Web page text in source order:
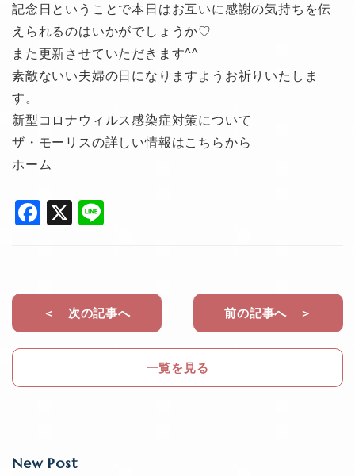
記念日ということで本日はお互いに感謝の気持ちを伝
えられるのはいかがでしょうか♡
また更新させていただきます^^
素敵ないい夫婦の日になりますようお祈りいたしま
す。
新型コロナウィルス感染症対策について
ザ・モーリスの詳しい情報はこちらから
ホーム
F
e
b
o
k
X
＜ 次の記事へ
一覧を見る
前の記事へ ＞
New Post